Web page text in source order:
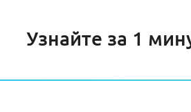
Узнайте за 1